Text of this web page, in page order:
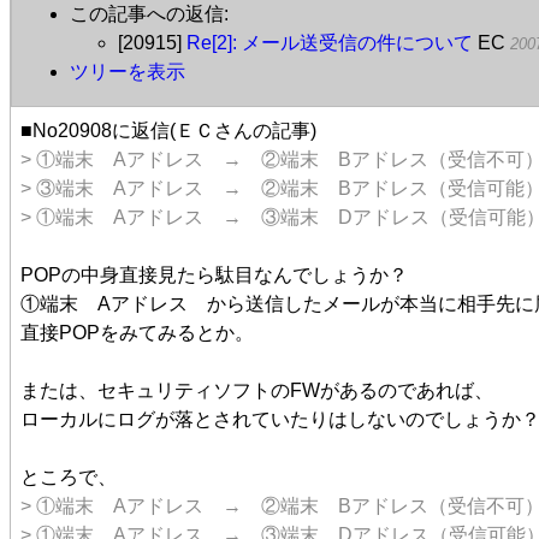
この記事への返信:
[20915] Re[2]: メール送受信の件について EC
ツリーを表示
■No20908に返信(ＥＣさんの記事)
> ①端末 Aアドレス → ②端末 Bアドレス（受信不可）
> ③端末 Aアドレス → ②端末 Bアドレス（受信可能）
> ①端末 Aアドレス → ③端末 Dアドレス（受信可能）
POPの中身直接見たら駄目なんでしょうか？
①端末 Aアドレス から送信したメールが本当に相手先に
直接POPをみてみるとか。
または、セキュリティソフトのFWがあるのであれば、
ローカルにログが落とされていたりはしないのでしょうか？
ところで、
> ①端末 Aアドレス → ②端末 Bアドレス（受信不可）
> ①端末 Aアドレス → ③端末 Dアドレス（受信可能）